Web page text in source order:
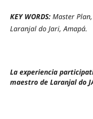
KEY WORDS:Master Plan,
Laranjal do Jari, Amapá.
La experiencia
maestro de Laranjal do